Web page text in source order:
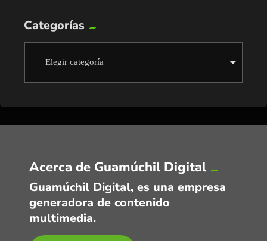
Categorías
Acerca de Guamúchil Digital
Guamúchil Digital, es una empresa
generadora de contenido
multimedia.